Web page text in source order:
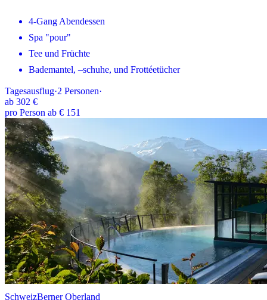
4-Gang Abendessen
Spa "pour"
Tee und Früchte
Bademantel, –schuhe, und Frottéetücher
Tagesausflug·2 Personen·
ab 302 €
pro Person ab € 151
SchweizBerner Oberland